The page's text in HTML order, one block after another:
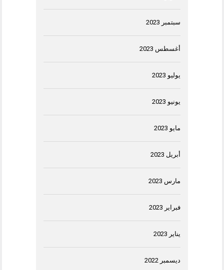
سبتمبر 2023
أغسطس 2023
يوليو 2023
يونيو 2023
مايو 2023
أبريل 2023
مارس 2023
فبراير 2023
يناير 2023
ديسمبر 2022